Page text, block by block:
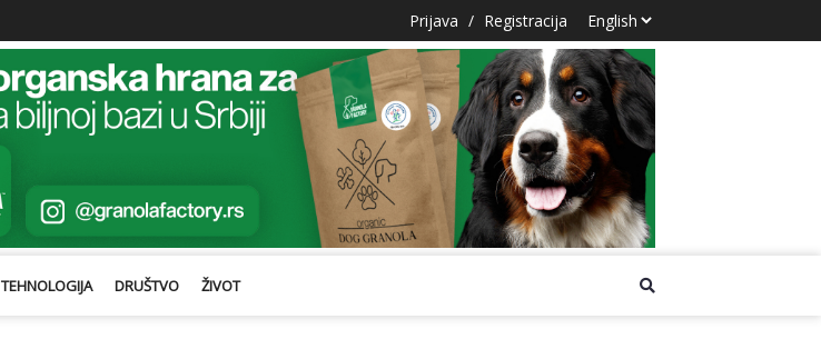
Prijava / Registracija
TEHNOLOGIJA DRUŠTVO ŽIVOT